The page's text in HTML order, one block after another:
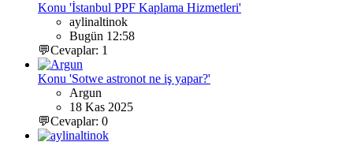
Konu 'İstanbul PPF Kaplama Hizmetleri'
aylinaltinok
Bugün 12:58
💬Cevaplar: 1
Konu 'Sotwe astronot ne iş yapar?'
Argun
18 Kas 2025
💬Cevaplar: 0